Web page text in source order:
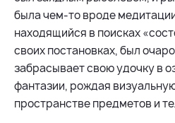
была чем-то вроде
находящийся в поисках
своих постановках, был
забрасывает свою удочку в
фантазии, рождая
пространстве предметов и